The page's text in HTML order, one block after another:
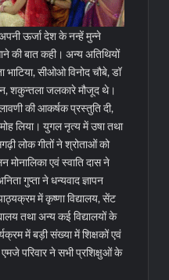
ऊर्जा देश के नन्हें मुन्ने
की बात कही। अन्य अतिथियों
भाटिया, सीओओ विनोद चौबे, डॉ
शकुन्तला जलकारे मौजूद थे।
की आकर्षक प्रस्तुति दी,
लिया। युगल नृत्य में उषा तथा
लोक गीतों ने श्रोताओं को
एवं स्वाति दास ने
गुप्ता ने धन्यवाद ज्ञापन
में कृष्णा विद्यालय, सेंट
तथा अन्य कई विद्यालयों के
में बड़ी संख्या में शिक्षकों एवं
एमजे परिवार ने सभी प्रशिक्षुओं के